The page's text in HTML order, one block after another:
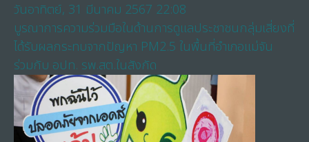
วันอาทิตย์, 31 มีนาคม 2567 22:08
บูรณาการความร่วมมือในด้านการดูแลประชาชนกลุ่มเสี่ยงที่
ได้รับผลกระทบจากปัญหา PM2.5 ในพื้นที่อำเภอแม่จัน
ร่วมกับ อปท. รพ.สต.ในสังกัด